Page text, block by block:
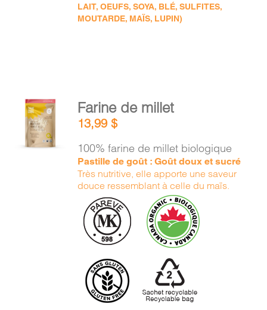
LAIT, OEUFS, SOYA, BLÉ, SULFITES,
MOUTARDE, MAÏS, LUPIN)
AJOUTER
AU
PANIER
Farine de millet
13,99$
100% farine de millet biologique
Pastille de goût : Goût doux et sucré
Très nutritive, elle apporte une saveur
douce ressemblant à celle du maïs.